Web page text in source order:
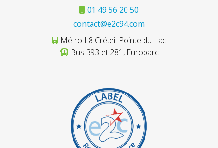
01 49 56 20 50
contact@e2c94.com
Métro L8 Créteil Pointe du Lac
Bus 393 et 281, Europarc